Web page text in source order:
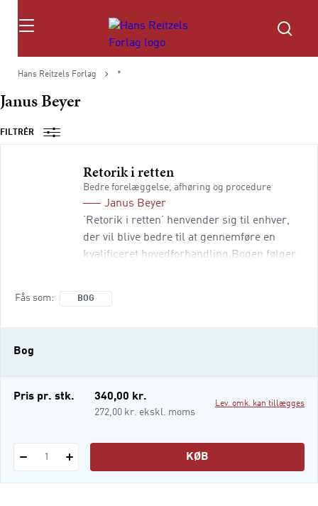
Søg
Hans Reitzels Forlag *
Janus Beyer
FILTRÉR
Retorik i retten
Bedre forelæggelse, afhøring og procedure
Janus Beyer
’Retorik i retten’ henvender sig til enhver,
der vil blive bedre til at gennemføre en
kvalificeret hovedforhandling.Bogen følger
Fås som BOG
Bog
Pris pr. stk. 340,00 kr.
272,00 kr. ekskl. moms
Lev. omk. kan tillægges
1 KØB